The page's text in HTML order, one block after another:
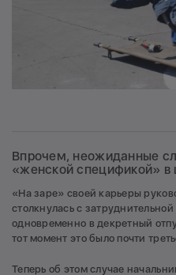
Впрочем, неожиданные
«женской спецификой» в
«На заре» своей карьеры
столкнулась с
одновременно в декретный
тот момент это было почти
Теперь об этом случае